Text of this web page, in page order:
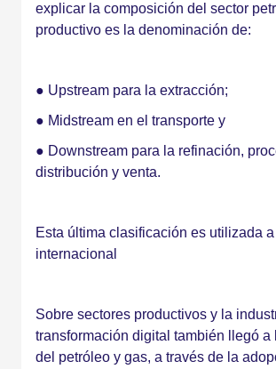
explicar la composición del sector
productivo es la denominación de:
● Upstream para la extracción;
● Midstream en el transporte y
● Downstream para la refinación,
distribución y venta.
Esta última clasificación es utilizada a
internacional
Sobre sectores productivos y la
transformación digital también llegó a
del petróleo y gas, a través de la